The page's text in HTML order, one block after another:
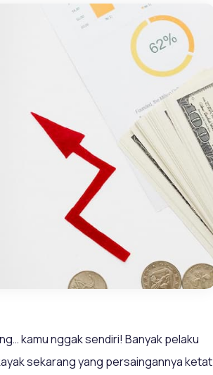
kamu nggak sendiri! Banyak pelaku
sekarang yang persaingannya ketat